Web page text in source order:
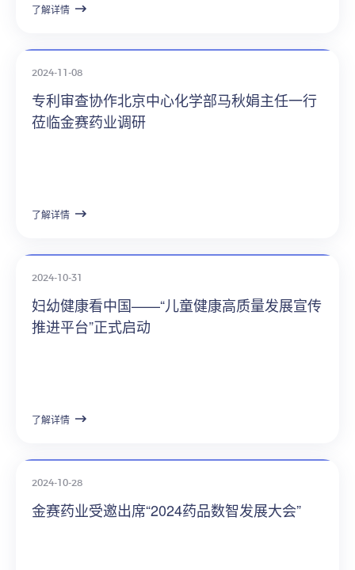
了解详情
2024-11-08
专利审查协作北京中心化学部马秋娟主任一行
莅临金赛药业调研
了解详情
2024-10-31
妇幼健康看中国——“儿童健康高质量发展宣传
推进平台”正式启动
了解详情
2024-10-28
金赛药业受邀出席“2024药品数智发展大会”